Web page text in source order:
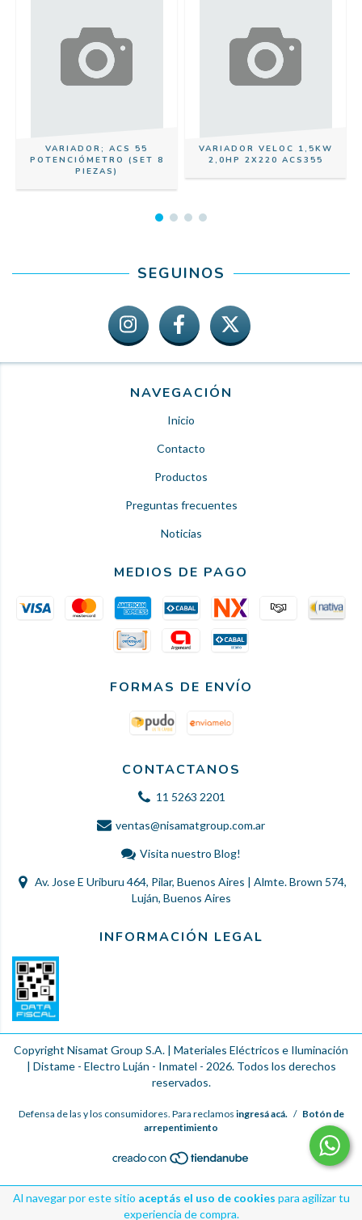
Al navegar por este sitio aceptás el uso de cookies para agilizar tu
experiencia de compra.
VARIADOR; ACS 55
POTENCIÓMETRO (SET 8
PIEZAS)
VARIADOR VELOC 1,5KW
2,0HP 2X220 ACS355
SEGUINOS
NAVEGACIÓN
Inicio
Contacto
Productos
Preguntas frecuentes
Noticias
MEDIOS DE PAGO
FORMAS DE ENVÍO
CONTACTANOS
11 5263 2201
ventas@nisamatgroup.com.ar
Visita nuestro Blog!
Av. Jose E Uriburu 464, Pilar, Buenos Aires | Almte. Brown 574,
Luján, Buenos Aires
INFORMACIÓN LEGAL
Copyright Nisamat Group S.A. | Materiales Eléctricos e Iluminación
| Distame - Electro Luján - Inmatel - 2026. Todos los derechos
reservados.
Defensa de las y los consumidores. Para reclamos ingresá acá. / Botón de
arrepentimiento